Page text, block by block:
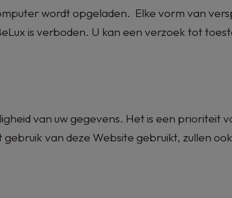
wordt opgeladen. Elke vorm van
is verboden. U kan een verzoek tot
van uw gegevens. Het is een prioriteit
van deze Website gebruikt, zullen